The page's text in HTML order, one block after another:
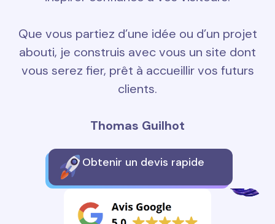
Que vous partiez d’une idée ou d’un projet
abouti, je construis avec vous un site dont
vous serez fier, prêt à accueillir vos futurs
clients.
Thomas Guilhot
Obtenir un devis rapide